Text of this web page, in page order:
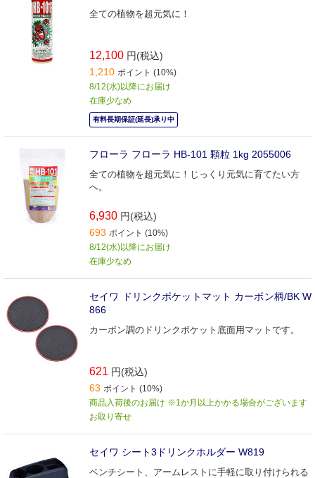
全ての植物を超元気に！
12,100 円(税込)
1,210 ポイント (10%)
8/12(水)以降にお届け
在庫少なめ
有料長期保証(延長)承り中
フローラ フローラ HB-101 顆粒 1kg 2055006
全ての植物を超元気に！じっくり元気に育てたい方
へ。
6,930 円(税込)
693 ポイント (10%)
8/12(水)以降にお届け
在庫少なめ
セイワ ドリンクポケットマット カーボン柄/BK W
866
カーボン調のドリンクポケット底面用マットです。
621 円(税込)
63 ポイント (10%)
商品入荷後のお届け ※1か月以上かかる場合がございます
お取り寄せ
セイワ シート3ドリンクホルダー W819
ベンチシート、アームレストに手軽に取り付けられる